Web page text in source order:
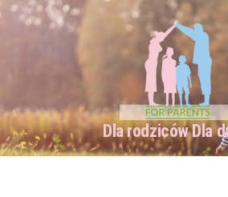
Dla rodziców Dla